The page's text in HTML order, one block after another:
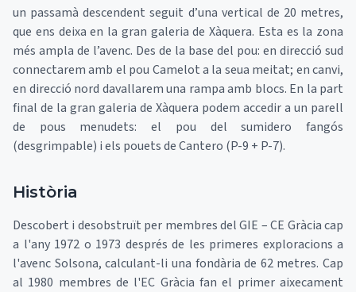
un passamà descendent seguit d’una vertical de 20 metres,
que ens deixa en la gran galeria de Xàquera. Esta es la zona
més ampla de l’avenc. Des de la base del pou: en direcció sud
connectarem amb el pou Camelot a la seua meitat; en canvi,
en direcció nord davallarem una rampa amb blocs. En la part
final de la gran galeria de Xàquera podem accedir a un parell
de pous menudets: el pou del sumidero fangós
(desgrimpable) i els pouets de Cantero (P-9 + P-7).
Història
Descobert i desobstruït per membres del GIE – CE Gràcia cap
a l'any 1972 o 1973 després de les primeres exploracions a
l'avenc Solsona, calculant-li una fondària de 62 metres. Cap
al 1980 membres de l'EC Gràcia fan el primer aixecament